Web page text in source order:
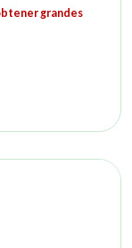
grandes